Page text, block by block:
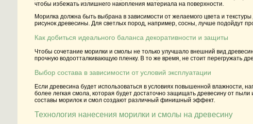
чтобы избежать излишнего накопления материала на поверхности.
Морилка должна быть выбрана в зависимости от желаемого цвета и
рисунок древесины. Для светлых пород, например, сосны, лучше подойдут
Как добиться идеального баланса декоративности и защиты
Чтобы сочетание морилки и смолы не только улучшало внешний вид
прочную водоотталкивающую пленку. В то же время, не стоит перегружать
Выбор состава в зависимости от условий эксплуатации
Если древесина будет использоваться в условиях повышенной влажности,
более легкая смола, которая будет достаточно защищать древесину от
составы морилок и смол создают различный финишный эффект.
Технология нанесения морилки и смолы на древесину